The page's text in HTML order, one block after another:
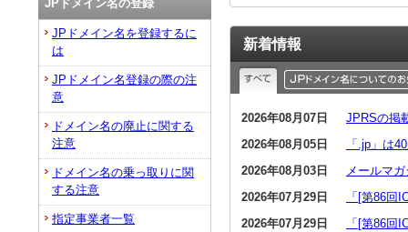
新着情報
2026年08月07日
JPRSの掲
2026年08月05日
「.jp」は
2026年08月03日
メールマ
2026年07月29日
「[第86回
2026年07月29日
「[第86回
JPドメイン名の登録
JPドメイン名を登録するに
は
JPドメイン名登録の際の注
意
ドメイン名の廃止に関する
注意
ドメイン名の乗っ取りに関
する注意
指定事業者一覧